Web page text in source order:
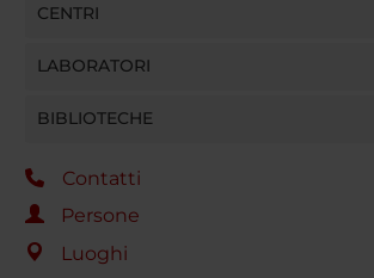
CENTRI
LABORATORI
BIBLIOTECHE
Contatti
Persone
Luoghi